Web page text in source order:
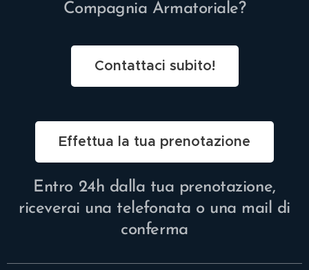
Compagnia Armatoriale?
Contattaci subito!
Effettua la tua prenotazione
Entro 24h dalla tua prenotazione,
riceverai una telefonata o una mail di
conferma